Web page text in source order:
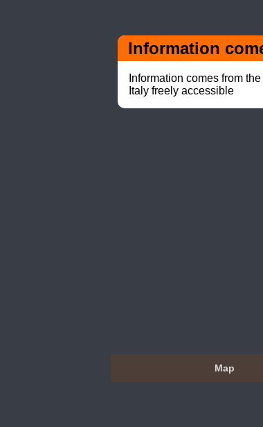
Information
Information comes from
Italy freely accessible
Map